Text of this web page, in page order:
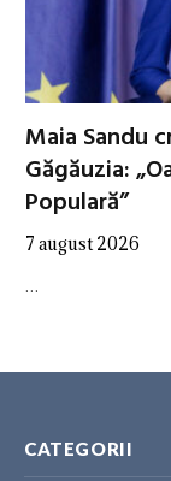
Maia Sandu
Găgăuzia:
Populară”
7 august 2026
…
CATEGORII